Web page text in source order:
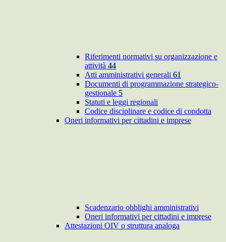
Riferimenti normativi su organizzazione e
attività 44
Atti amministrativi generali 61
Documenti di programmazione strategico-
gestionale 5
Statuti e leggi regionali
Codice disciplinare e codice di condotta
Oneri informativi per cittadini e imprese
Scadenzario obblighi amministrativi
Oneri informativi per cittadini e imprese
Attestazioni OIV o struttura analoga